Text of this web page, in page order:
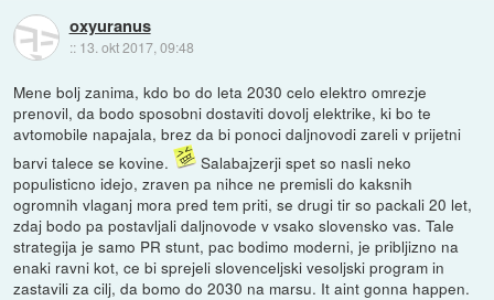
oxyuranus
:: 13. okt 2017, 09:48
Mene bolj zanima, kdo bo do leta 2030 celo elektro omrezje
prenovil, da bodo sposobni dostaviti dovolj elektrike, ki bo te
avtomobile napajala, brez da bi ponoci daljnovodi zareli v prijetni
barvi talece se kovine.
Salabajzerji spet so nasli neko
populisticno idejo, zraven pa nihce ne premisli do kaksnih
ogromnih vlaganj mora pred tem priti, se drugi tir so packali 20 let,
zdaj bodo pa postavljali daljnovode v vsako slovensko vas. Tale
strategija je samo PR stunt, pac bodimo moderni, je pribljizno na
enaki ravni kot, ce bi sprejeli slovenceljski vesoljski program in
zastavili za cilj, da bomo do 2030 na marsu. It aint gonna happen.